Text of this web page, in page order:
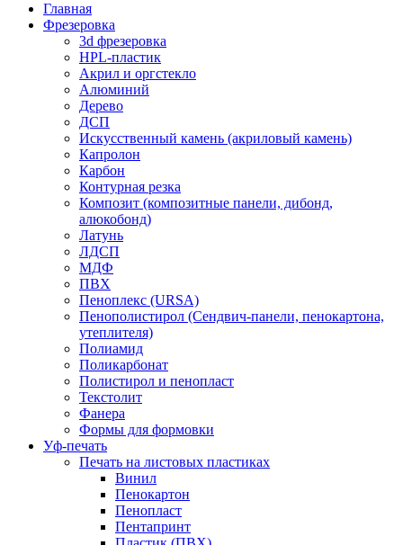
Главная
Фрезеровка
3d фрезеровка
HPL-пластик
Акрил и оргстекло
Алюминий
Дерево
ДСП
Искусственный камень (акриловый камень)
Капролон
Карбон
Контурная резка
Композит (композитные панели, дибонд,
алюкобонд)
Латунь
ЛДСП
МДФ
ПВХ
Пеноплекс (URSA)
Пенополистирол (Сендвич-панели, пенокартона,
утеплителя)
Полиамид
Поликарбонат
Полистирол и пенопласт
Текстолит
Фанера
Формы для формовки
Уф-печать
Печать на листовых пластиках
Винил
Пенокартон
Пенопласт
Пентапринт